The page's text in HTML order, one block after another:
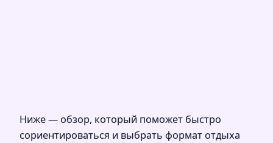
Ниже — обзор, который поможет быстро
сориентироваться и выбрать формат отдыха